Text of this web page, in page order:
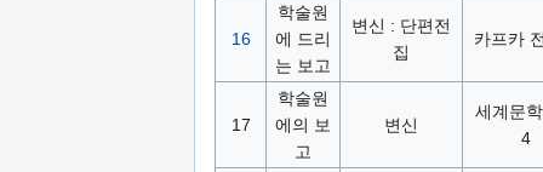
16
학술원
에 드리
는 보고
변신 : 단편전
집
카프카
17
학술원
에의 보
고
변신
세계문
4